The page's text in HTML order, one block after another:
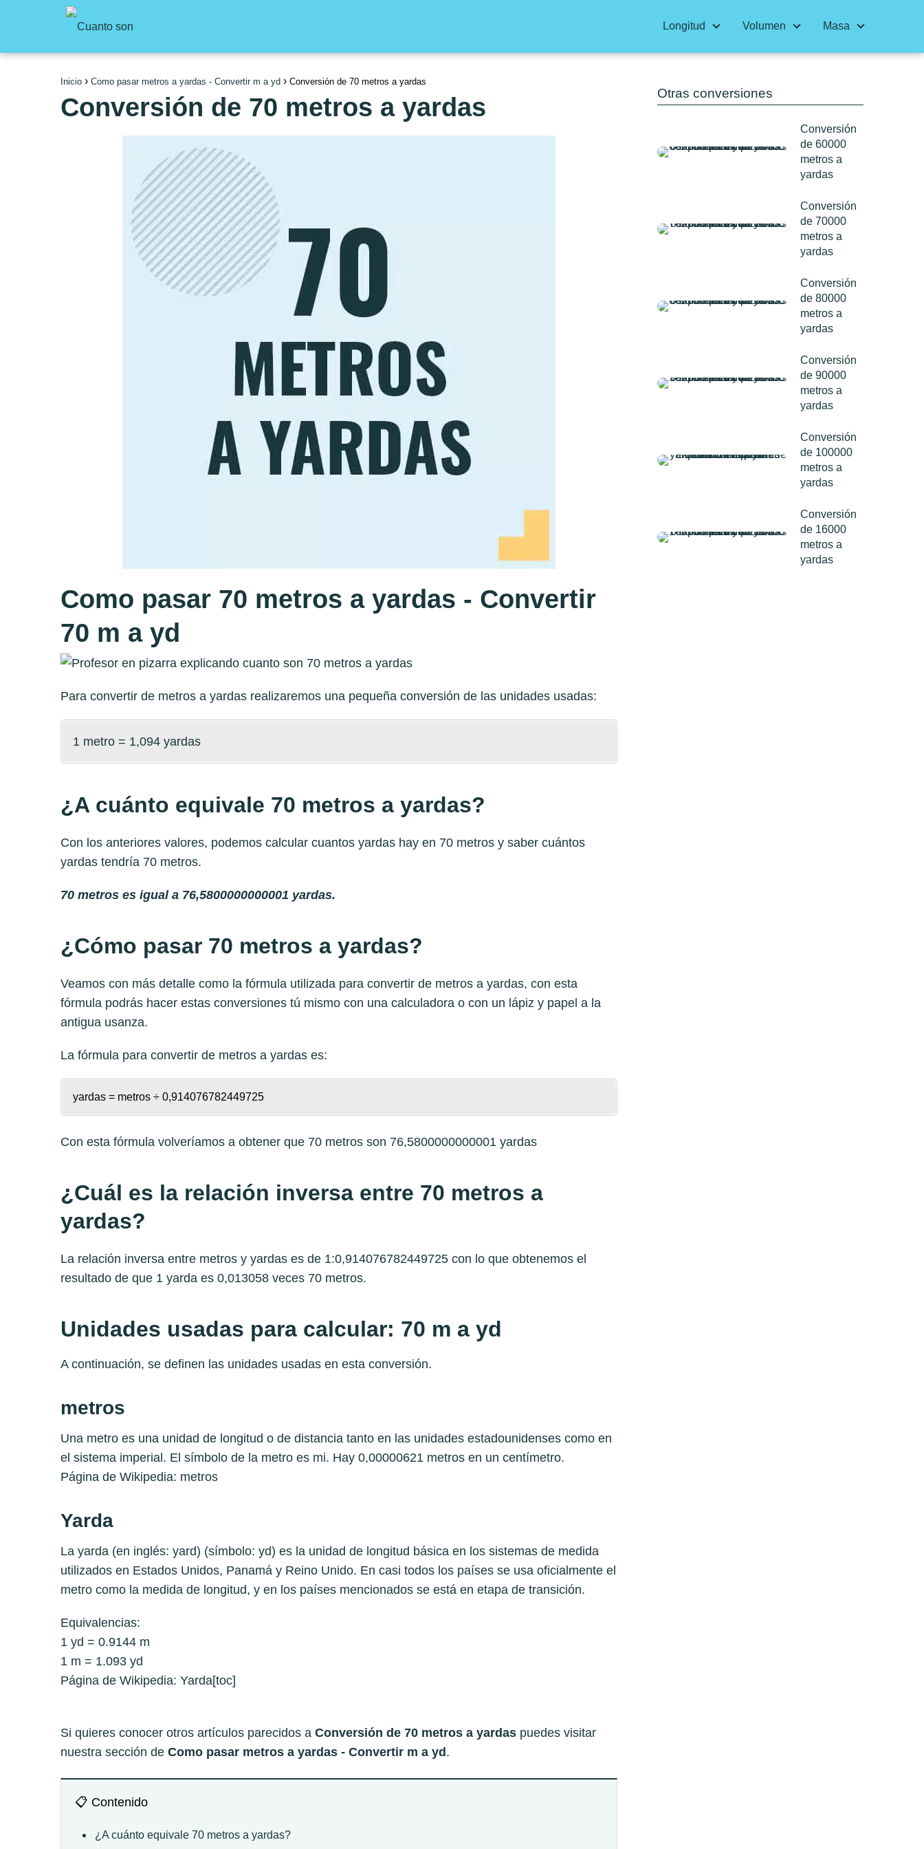
Longitud Volumen Masa
Inicio Como pasar metros a yardas - Convertir m a yd Conversión de 70 metros a yardas
Conversión de 70 metros a yardas
Como pasar 70 metros a yardas - Convertir
70 m a yd
Para convertir de metros a yardas realizaremos una pequeña conversión de las unidades usadas:
1 metro = 1,094 yardas
¿A cuánto equivale 70 metros a yardas?
Con los anteriores valores, podemos calcular cuantos yardas hay en 70 metros y saber cuántos
yardas tendría 70 metros.
70 metros es igual a 76,5800000000001 yardas.
¿Cómo pasar 70 metros a yardas?
Veamos con más detalle como la fórmula utilizada para convertir de metros a yardas, con esta
fórmula podrás hacer estas conversiones tú mismo con una calculadora o con un lápiz y papel a la
antigua usanza.
La fórmula para convertir de metros a yardas es:
yardas = metros ÷ 0,914076782449725
Con esta fórmula volveríamos a obtener que 70 metros son 76,5800000000001 yardas
¿Cuál es la relación inversa entre 70 metros a
yardas?
La relación inversa entre metros y yardas es de 1:0,914076782449725 con lo que obtenemos el
resultado de que 1 yarda es 0,013058 veces 70 metros.
Unidades usadas para calcular: 70 m a yd
A continuación, se definen las unidades usadas en esta conversión.
metros
Una metro es una unidad de longitud o de distancia tanto en las unidades estadounidenses como en
el sistema imperial. El símbolo de la metro es mi. Hay 0,00000621 metros en un centímetro.
Página de Wikipedia: metros
Yarda
La yarda (en inglés: yard) (símbolo: yd) es la unidad de longitud básica en los sistemas de medida
utilizados en Estados Unidos, Panamá y Reino Unido. En casi todos los países se usa oficialmente el
metro como la medida de longitud, y en los países mencionados se está en etapa de transición.​
Equivalencias:
1 yd = 0.9144 m
1 m = 1.093 yd
Página de Wikipedia: Yarda[toc]
Si quieres conocer otros artículos parecidos a Conversión de 70 metros a yardas puedes visitar
nuestra sección de Como pasar metros a yardas - Convertir m a yd.
📋 Contenido
¿A cuánto equivale 70 metros a yardas?
Otras conversiones
Conversión
de 60000
metros a
yardas
Conversión
de 70000
metros a
yardas
Conversión
de 80000
metros a
yardas
Conversión
de 90000
metros a
yardas
Conversión
de 100000
metros a
yardas
Conversión
de 16000
metros a
yardas